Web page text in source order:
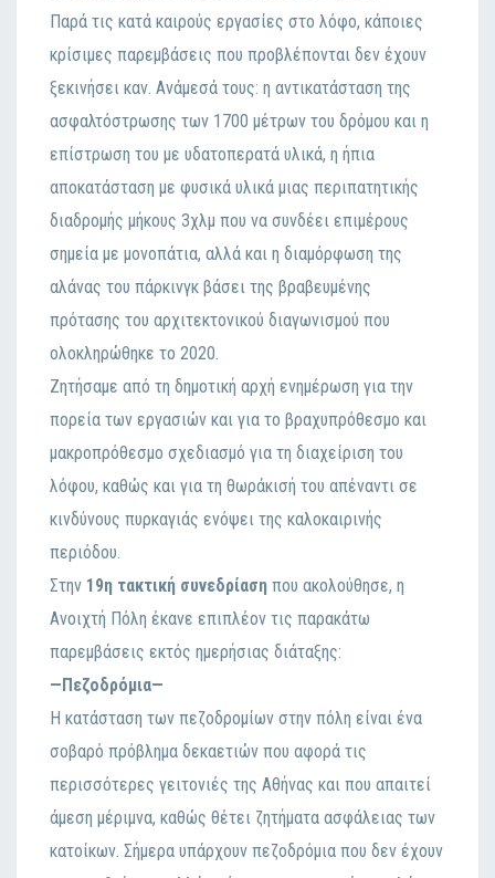
Παρά τις κατά καιρούς εργασίες στο λόφο, κάποιες
κρίσιμες παρεμβάσεις που προβλέπονται δεν έχουν
ξεκινήσει καν. Ανάμεσά τους: η αντικατάσταση της
ασφαλτόστρωσης των 1700 μέτρων του δρόμου και η
επίστρωση του με υδατοπερατά υλικά, η ήπια
αποκατάσταση με φυσικά υλικά μιας περιπατητικής
διαδρομής μήκους 3χλμ που να συνδέει επιμέρους
σημεία με μονοπάτια, αλλά και η διαμόρφωση της
αλάνας του πάρκινγκ βάσει της βραβευμένης
πρότασης του αρχιτεκτονικού διαγωνισμού που
ολοκληρώθηκε το 2020.
Ζητήσαμε από τη δημοτική αρχή ενημέρωση για την
πορεία των εργασιών και για το βραχυπρόθεσμο και
μακροπρόθεσμο σχεδιασμό για τη διαχείριση του
λόφου, καθώς και για τη θωράκισή του απέναντι σε
κινδύνους πυρκαγιάς ενόψει της καλοκαιρινής
περιόδου.
Στην 19η τακτική συνεδρίαση που ακολούθησε, η
Ανοιχτή Πόλη έκανε επιπλέον τις παρακάτω
παρεμβάσεις εκτός ημερήσιας διάταξης:
—Πεζοδρόμια—
Η κατάσταση των πεζοδρομίων στην πόλη είναι ένα
σοβαρό πρόβλημα δεκαετιών που αφορά τις
περισσότερες γειτονιές της Αθήνας και που απαιτεί
άμεση μέριμνα, καθώς θέτει ζητήματα ασφάλειας των
κατοίκων. Σήμερα υπάρχουν πεζοδρόμια που δεν έχουν